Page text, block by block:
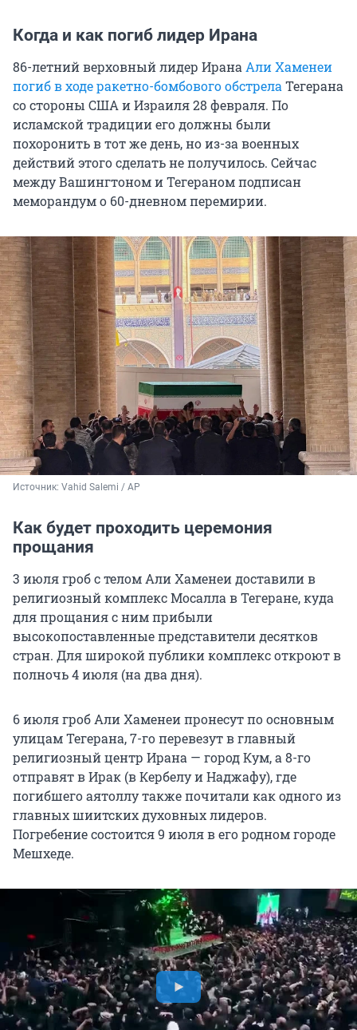
Когда и как погиб лидер Ирана
86-летний верховный лидер Ирана Али Хаменеи
погиб в ходе ракетно-бомбового обстрела Тегерана
со стороны США и Израиля 28 февраля. По
исламской традиции его должны были
похоронить в тот же день, но из-за военных
действий этого сделать не получилось. Сейчас
между Вашингтоном и Тегераном подписан
меморандум о 60-дневном перемирии.
Источник: Vahid Salemi / AP
Как будет проходить церемония
прощания
3 июля гроб с телом Али Хаменеи доставили в
религиозный комплекс Мосалла в Тегеране, куда
для прощания с ним прибыли
высокопоставленные представители десятков
стран. Для широкой публики комплекс откроют в
полночь 4 июля (на два дня).
6 июля гроб Али Хаменеи пронесут по основным
улицам Тегерана, 7-го перевезут в главный
религиозный центр Ирана — город Кум, а 8-го
отправят в Ирак (в Кербелу и Наджафу), где
погибшего аятоллу также почитали как одного из
главных шиитских духовных лидеров.
Погребение состоится 9 июля в его родном городе
Мешхеде.